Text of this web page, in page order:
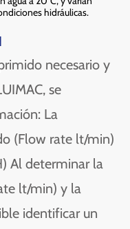
hidráulicas.
necesario y
se
La
(Flow rate lt/min)
Al determinar la
lt/min) y la
identificar un